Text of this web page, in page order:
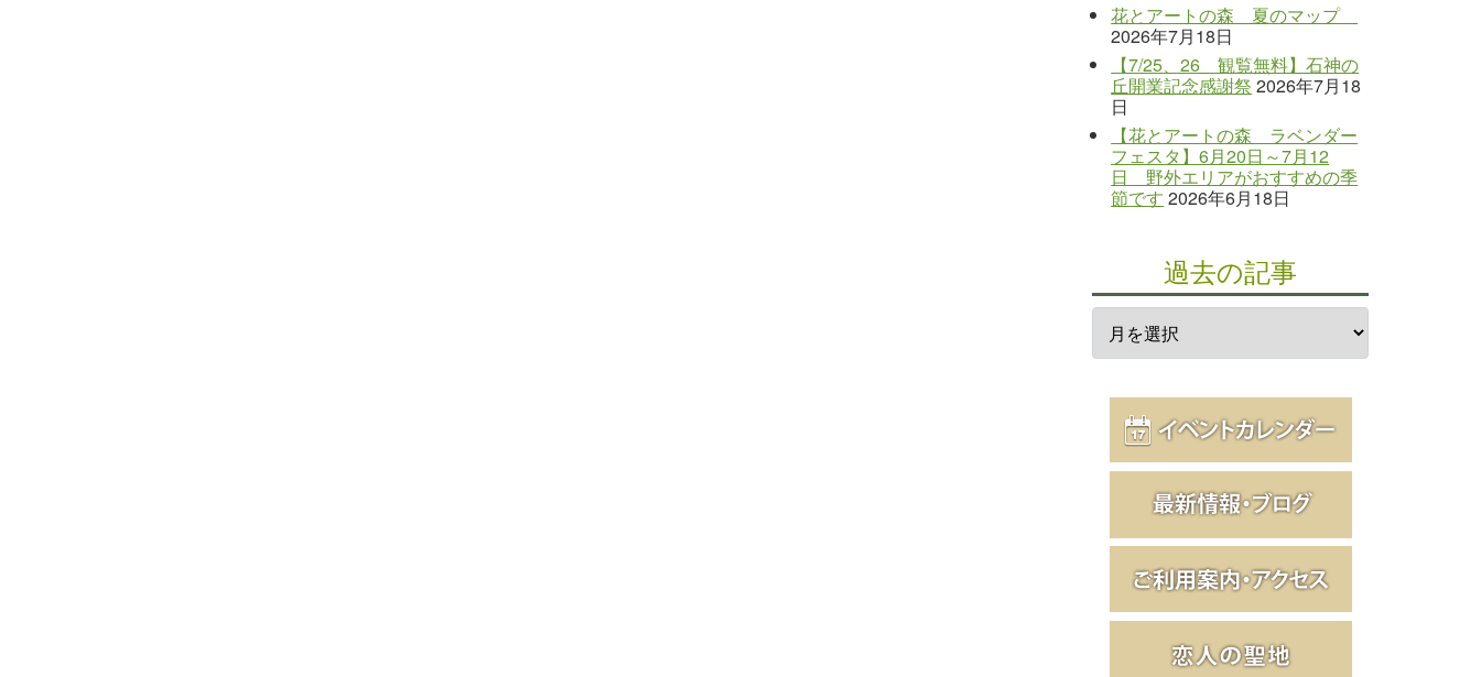
花とアートの森 夏のマップ
2026年7月18日
【7/25、26 観覧無料】石神の
丘開業記念感謝祭 2026年7月18
日
【花とアートの森 ラベンダー
フェスタ】6月20日～7月12
日 野外エリアがおすすめの季
節です 2026年6月18日
過去の記事